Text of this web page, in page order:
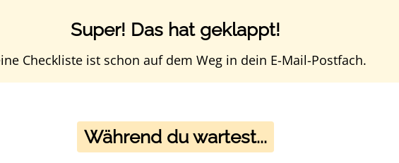
Super! Das hat geklappt!
Checkliste ist schon auf dem Weg in dein E-Mail-Postfach.
Während du wartest...